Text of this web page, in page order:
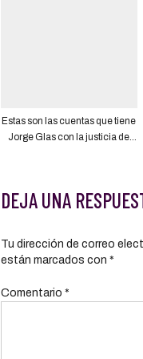
Estas son las cuentas que tiene
Jorge Glas con la justicia de
DEJA UNA
Tu dirección de correo
están marcados con *
Comentario *